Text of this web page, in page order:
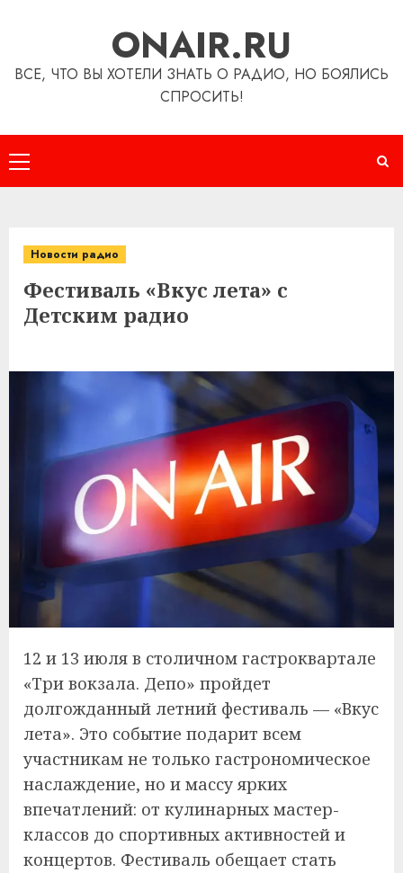
ONAIR.RU
ВСЕ, ЧТО ВЫ ХОТЕЛИ ЗНАТЬ О РАДИО, НО БОЯЛИСЬ
СПРОСИТЬ!
Основное
меню
Новости радио
Фестиваль «Вкус лета» с
Детским радио
12 и 13 июля в столичном гастроквартале
«Три вокзала. Депо» пройдет
долгожданный летний фестиваль — «Вкус
лета». Это событие подарит всем
участникам не только гастрономическое
наслаждение, но и массу ярких
впечатлений: от кулинарных мастер-
классов до спортивных активностей и
концертов. Фестиваль обещает стать